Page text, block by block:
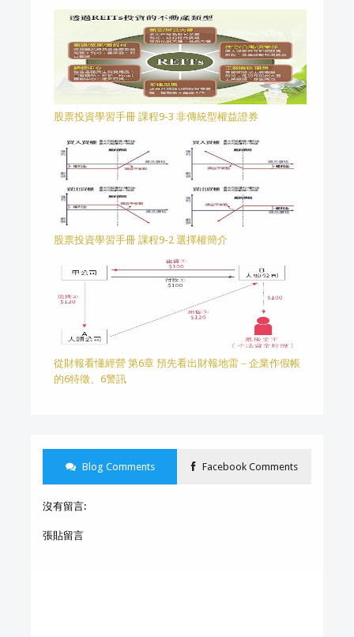
股票投資學習手冊 課程9-3 非傳統型權益證券
股票投資學習手冊 課程9-2 選擇權簡介
從財報看懂經營 第6章 預先看出財報地雷－企業作假帳
的6特徵、6警訊
Blog Comments Facebook Comments
沒有留言:
張貼留言